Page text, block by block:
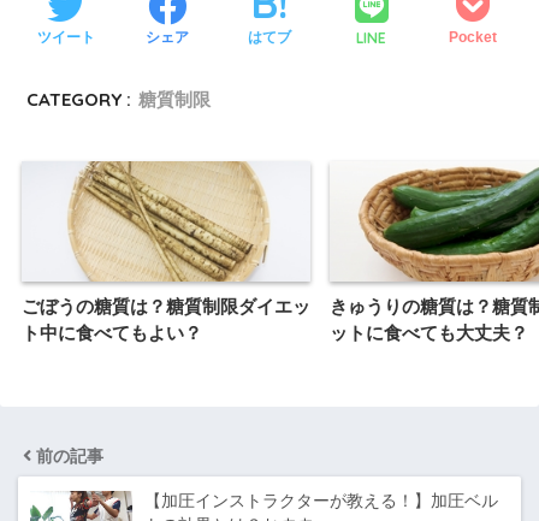
ツイート シェア はてブ LINE Pocket
CATEGORY : 糖質制限
ごぼうの糖質は？糖質制限ダイエッ
ト中に食べてもよい？
きゅうりの糖質は？糖質
ットに食べても大丈夫？
前の記事
【加圧インストラクターが教える！】加圧ベル